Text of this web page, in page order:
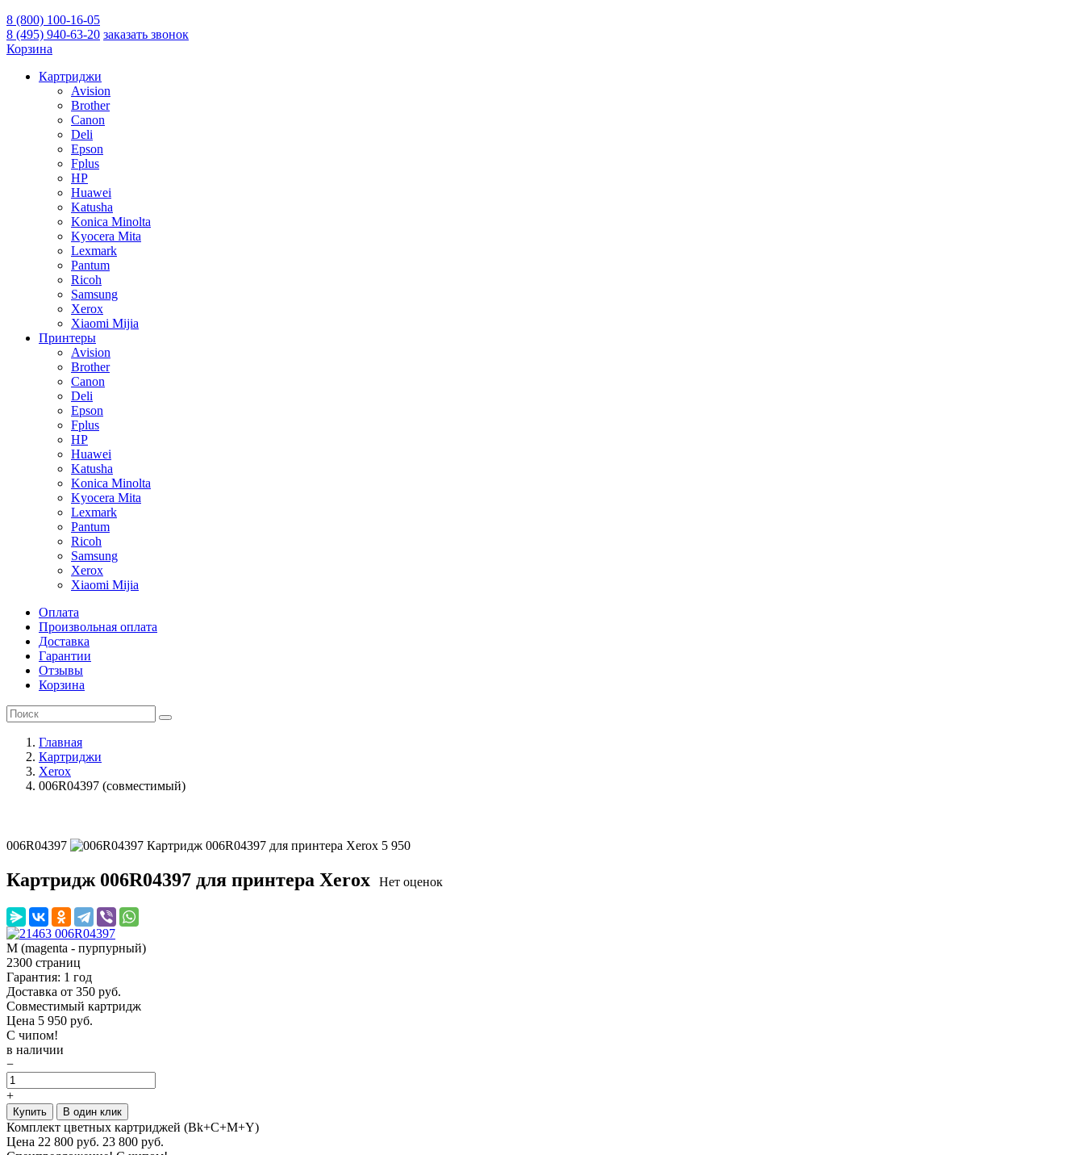
8 (800) 100-16-05
8 (495) 940-63-20 заказать звонок
Корзина
Картриджи
Avision
Brother
Canon
Deli
Epson
Fplus
HP
Huawei
Katusha
Konica Minolta
Kyocera Mita
Lexmark
Pantum
Ricoh
Samsung
Xerox
Xiaomi Mijia
Принтеры
Avision
Brother
Canon
Deli
Epson
Fplus
HP
Huawei
Katusha
Konica Minolta
Kyocera Mita
Lexmark
Pantum
Ricoh
Samsung
Xerox
Xiaomi Mijia
Оплата
Произвольная оплата
Доставка
Гарантии
Отзывы
Корзина
Главная
Картриджи
Xerox
006R04397 (совместимый)
006R04397 Картридж 006R04397 для принтера Xerox 5 950
Картридж 006R04397 для принтера Xerox Нет оценок
M (magenta - пурпурный)
2300 страниц
Гарантия: 1 год
Доставка от 350 руб.
Совместимый картридж
Цена 5 950 руб.
С чипом!
в наличии
−
+
Купить В один клик
Комплект цветных картриджей (Bk+C+M+Y)
Цена 22 800 руб. 23 800 руб.